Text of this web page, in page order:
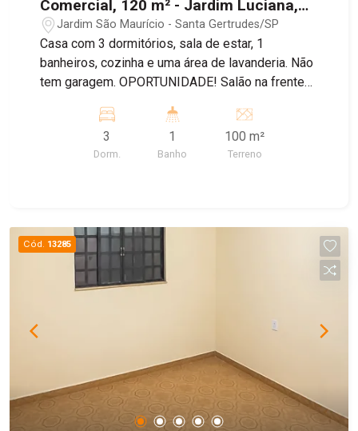
Comercial, 120 m² - Jardim Luciana,
Santa Gertrudes/SP
Jardim São Maurício - Santa Gertrudes/SP
Casa com 3 dormitórios, sala de estar, 1
banheiros, cozinha e uma área de lavanderia. Não
tem garagem. OPORTUNIDADE! Salão na frente
Agende sua visita! Não perca a chance de
conhecer esta ótima oportunidade de moradia!
Agende uma visita com um de nossos corretores.
3
Dorm.
1
Banho
100 m²
Terreno
Cód. 13285